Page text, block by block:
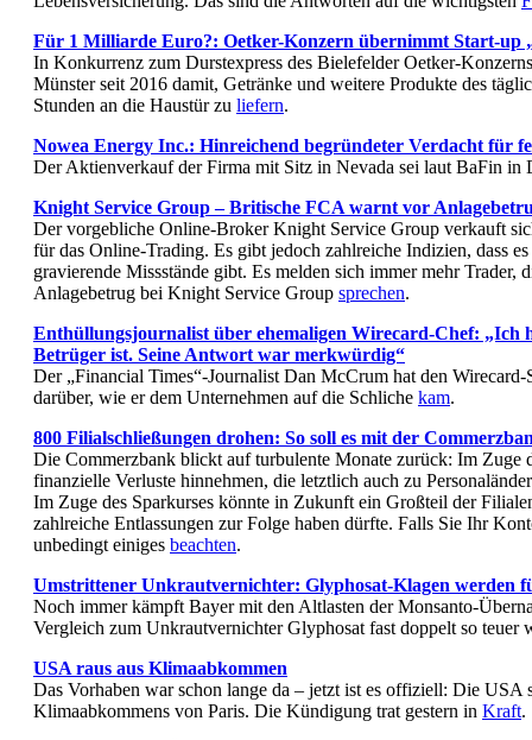
Für 1 Milliarde Euro?: Oetker-Konzern übernimmt Start-up
In Konkurrenz zum Durstexpress des Bielefelder Oetker-
Münster seit 2016 damit, Getränke und weitere Produkte des
Stunden an die Haustür zu liefern.
Nowea Energy Inc.: Hinreichend begründeter Verdacht für
Der Aktienverkauf der Firma mit Sitz in Nevada sei laut BaFin in
Knight Service Group – Britische FCA warnt vor
Der vorgebliche Online-Broker Knight Service Group verkauft
für das Online-Trading. Es gibt jedoch zahlreiche Indizien, dass
gravierende Missstände gibt. Es melden sich immer mehr Trader,
Anlagebetrug bei Knight Service Group sprechen.
Enthüllungsjournalist über ehemaligen Wirecard-Chef: „Ich
Betrüger ist. Seine Antwort war merkwürdig“
Der „Financial Times“-Journalist Dan McCrum hat den
darüber, wie er dem Unternehmen auf die Schliche kam.
800 Filialschließungen drohen: So soll es mit der
Die Commerzbank blickt auf turbulente Monate zurück: Im Zuge
finanzielle Verluste hinnehmen, die letztlich auch zu
Im Zuge des Sparkurses könnte in Zukunft ein Großteil der
zahlreiche Entlassungen zur Folge haben dürfte. Falls Sie Ihr
unbedingt einiges beachten.
Umstrittener Unkrautvernichter: Glyphosat-Klagen werden
Noch immer kämpft Bayer mit den Altlasten der Monsanto-
Vergleich zum Unkrautvernichter Glyphosat fast doppelt so teuer
USA raus aus Klimaabkommen
Das Vorhaben war schon lange da – jetzt ist es offiziell: Die USA
Klimaabkommens von Paris. Die Kündigung trat gestern in Kraft.